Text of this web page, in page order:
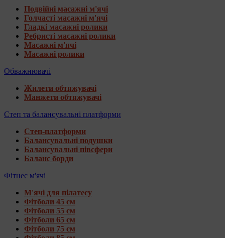
Подвійні масажні м'ячі
Голчасті масажні м'ячі
Гладкі масажні ролики
Ребристі масажні ролики
Масажні м'ячі
Масажні ролики
Обважнювачі
Жилети обтяжувачі
Манжети обтяжувачі
Степ та балансувальні платформи
Степ-платформи
Балансувальні подушки
Балансувальні півсфери
Баланс борди
Фітнес м'ячі
М'ячі для пілатесу
Фітболи 45 см
Фітболи 55 см
Фітболи 65 см
Фітболи 75 см